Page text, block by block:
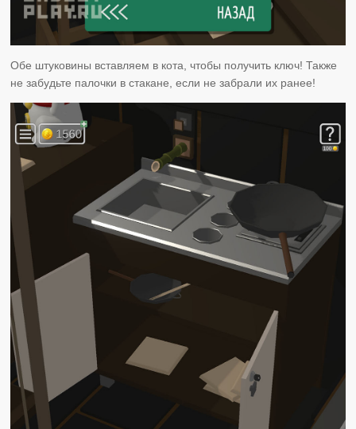
Обе штуковины вставляем в кота, чтобы получить ключ! Также
не забудьте палочки в стакане, если не забрали их ранее!